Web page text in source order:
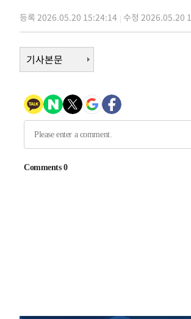
-27610초 전 >[속보]장은수, KLPGA 제주삼다
-22902초 전 >
손흥민, 68분 뛰고 2경기 침묵
-22174초 전 >'2경기 연속 침묵' 손흥민, 톨루카
-20926초 전 >이강인, 오늘 서울서 AT마드리
-7808초 전 >'여긴 20도, 저긴 50도'…열화상 카
차'
美 국방부, 켄달 전 공군장관 보안허
“美 이란전 무기 소진…북한과 분쟁
등록 2026.05.20 15:24:14 수정 2026.05.20
기사본문